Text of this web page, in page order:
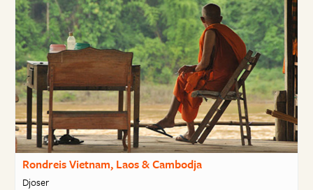
Rondreis Vietnam, Laos & Cambodja
Djoser